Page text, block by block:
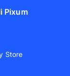
Pixum